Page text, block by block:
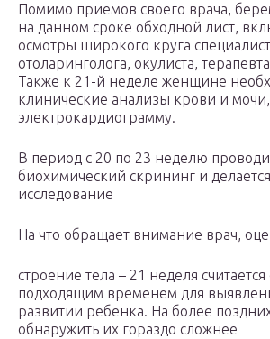
Помимо приемов своего врача,
на данном сроке обходной лист,
осмотры широкого круга
отоларинголога, окулиста,
Также к 21-й неделе женщине
клинические анализы крови и мочи,
электрокардиограмму.
В период с 20 по 23 неделю
биохимический скрининг и
исследование
На что обращает внимание врач,
строение тела – 21 неделя
подходящим временем для
развитии ребенка. На более
обнаружить их гораздо сложнее